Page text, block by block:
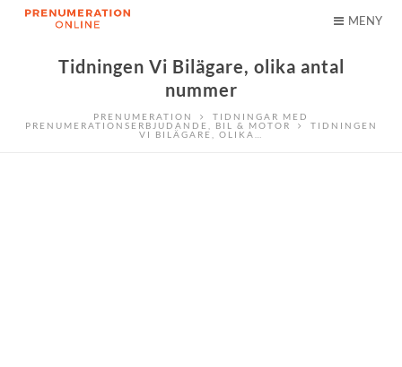
MENY
Tidningen Vi Bilägare, olika antal
nummer
PRENUMERATION
TIDNINGAR MED
PRENUMERATIONSERBJUDANDE
BIL & MOTOR
TIDNINGEN
VI BILÄGARE, OLIKA…